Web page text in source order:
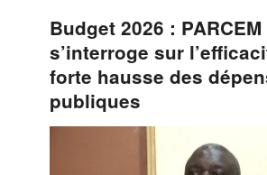
Budget 2026 : PARCEM
s’interroge sur
forte hausse des
publiques